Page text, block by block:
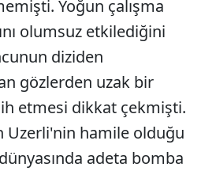
Yoğun çalışma
olumsuz etkilediğini
diziden
gözlerden uzak bir
etmesi dikkat çekmişti.
Uzerli'nin hamile olduğu
adeta bomba